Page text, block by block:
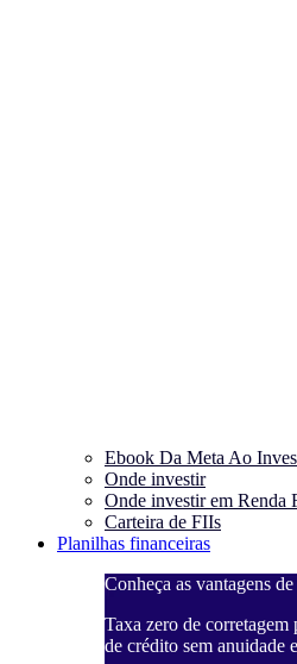
Ebook Da Meta Ao
Onde investir
Onde investir em Renda
Carteira de FIIs
Planilhas financeiras
Conheça as vantagens
Taxa zero de corretagem
de crédito sem anuidade